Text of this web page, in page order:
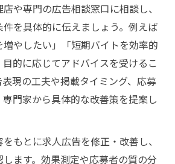
をスムーズに解決する秘訣
広告の疑問を相談で解消する方
で広告疑問が生じた時の相談術
広告の疑問を相談先で整理する
や専門の広告相談窓口に相談し、
を具体的に伝えましょう。例えば
増やしたい」「短期バイトを効率的
的に応じてアドバイスを受けるこ
現の工夫や掲載タイミング、応募
門家から具体的な改善策を提案し
もとに求人広告を修正・改善し、
ます。効果測定や応募者の質の分